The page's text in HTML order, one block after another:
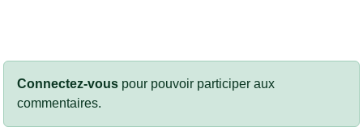
Connectez-vous pour pouvoir participer aux
commentaires.